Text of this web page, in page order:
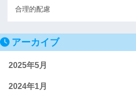
合理的配慮
アーカイブ
2025年5月
2024年1月